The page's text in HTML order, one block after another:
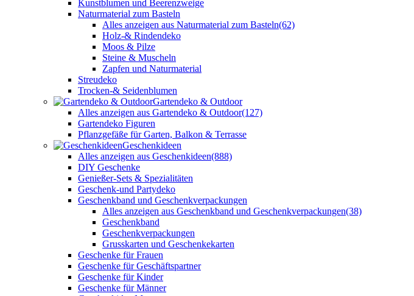
Kunstblumen und Beerenzweige
Naturmaterial zum Basteln
Alles anzeigen aus Naturmaterial zum Basteln(62)
Holz-& Rindendeko
Moos & Pilze
Steine & Muscheln
Zapfen und Naturmaterial
Streudeko
Trocken-& Seidenblumen
Gartendeko & Outdoor
Alles anzeigen aus Gartendeko & Outdoor(127)
Gartendeko Figuren
Pflanzgefäße für Garten, Balkon & Terrasse
Geschenkideen
Alles anzeigen aus Geschenkideen(888)
DIY Geschenke
Genießer-Sets & Spezialitäten
Geschenk-und Partydeko
Geschenkband und Geschenkverpackungen
Alles anzeigen aus Geschenkband und Geschenkverpackungen(38)
Geschenkband
Geschenkverpackungen
Grusskarten und Geschenkekarten
Geschenke für Frauen
Geschenke für Geschäftspartner
Geschenke für Kinder
Geschenke für Männer